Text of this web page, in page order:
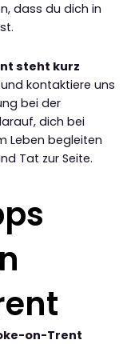
dass du dich in
steht kurz
kontaktiere uns
bei der
dich bei
Leben begleiten
Tat zur Seite.
on-Trent